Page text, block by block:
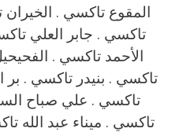
المقوع تاكسي .
تاكسي . جابر العلي
الأحمد تاكسي .
تاكسي . بنيدر تاكسي . بر
تاكسي . علي صباح
تاكسي . ميناء عبد الله